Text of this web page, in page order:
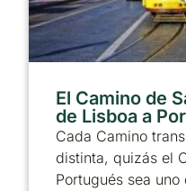
El Camino de
de Lisboa a
Cada Camino
distinta, quizás el
Portugués sea